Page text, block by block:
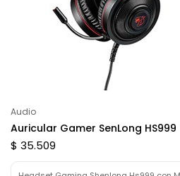
Audio
Auricular Gamer SenLong HS999
$ 35.509